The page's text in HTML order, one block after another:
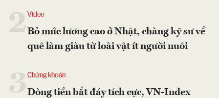
2Video
Bỏ mức lương cao ở Nhật, chàng kỹ sư về
quê làm giàu từ loài vật ít người nuôi
Chứng khoán
Dòng tiền bắt đáy tích cực, VN-Index